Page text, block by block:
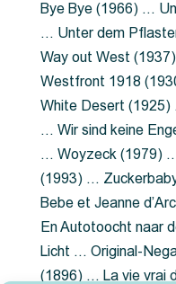
Bye Bye (1966) …
… Unter dem
Way out West
Westfront 1918
White Desert (1925)
… Wir sind keine
… Woyzeck (1979)
(1993) …
Bebe et Jeanne
En Autotoocht naar
Licht … Original-
(1896) … La vie vrai